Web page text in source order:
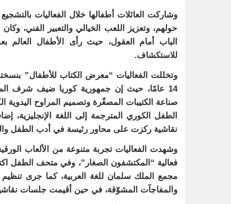
وشاركت العائلات أطفالها خلال الفعاليات
الباب أمام العقول، حيث رأى الأطفال
للاستكشاف.
14 عامًا، حيث إن جمهورية كوريا ضيف شرف
صناعة الكتيبات المصغّرة وتصميم المراوح
الطفل الكوري المترجمة إلى اللغة
نقاشية ركزت على محاور رئيسة في أدب الطفل
وشهدت الفعاليات تجربة متنوعة من الألعاب
فعالية “المكتشفون الصغار”، وفي متحف الطفل
مجمع الملك سلمان للغة العربية، كما جرى تنظيم
والمفاجآت المشوّقة، في حين أقيمت جلسات